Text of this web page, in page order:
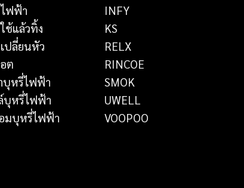
ฟฟ้า
ช้แล้วทิ้ง
ปลี่ยนหัว
ต
บุหรี่ไฟฟ้า
บุหรี่ไฟฟ้า
มบุหรี่ไฟฟ้า
INFY
KS
RELX
RINCOE
SMOK
UWELL
VOOPOO